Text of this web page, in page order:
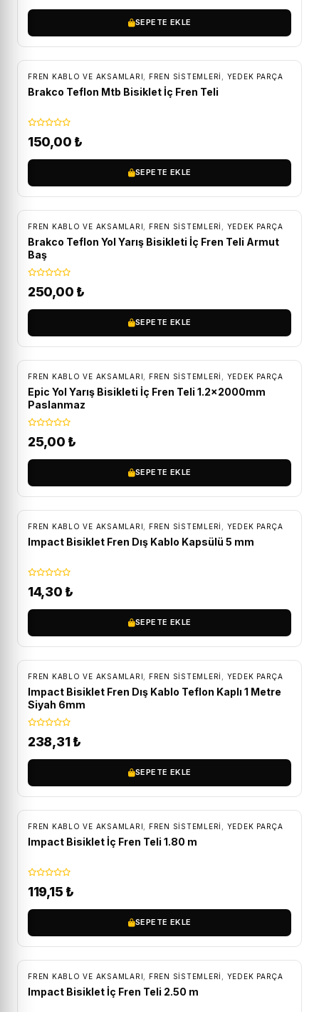
SEPETE EKLE
FREN KABLO VE AKSAMLARI FREN SISTEMLERI YEDEK PARÇA
Brakco Teflon Mtb Bisiklet İç Fren Teli
150,00 ₺
SEPETE EKLE
FREN KABLO VE AKSAMLARI FREN SISTEMLERI YEDEK PARÇA
Brakco Teflon Yol Yarış Bisikleti İç Fren Teli Armut
Baş
250,00 ₺
SEPETE EKLE
FREN KABLO VE AKSAMLARI FREN SISTEMLERI YEDEK PARÇA
Epic Yol Yarış Bisikleti İç Fren Teli 1.2x2000mm
Paslanmaz
25,00 ₺
SEPETE EKLE
FREN KABLO VE AKSAMLARI FREN SISTEMLERI YEDEK PARÇA
Impact Bisiklet Fren Dış Kablo Kapsülü 5 mm
14,30 ₺
SEPETE EKLE
FREN KABLO VE AKSAMLARI FREN SISTEMLERI YEDEK PARÇA
Impact Bisiklet Fren Dış Kablo Teflon Kaplı 1 Metre
Siyah 6mm
238,31₺
SEPETE EKLE
FREN KABLO VE AKSAMLARI FREN SISTEMLERI YEDEK PARÇA
Impact Bisiklet İç Fren Teli 1.80 m
119,15 ₺
SEPETE EKLE
FREN KABLO VE AKSAMLARI FREN SISTEMLERI YEDEK PARÇA
Impact Bisiklet İç Fren Teli 2.50 m